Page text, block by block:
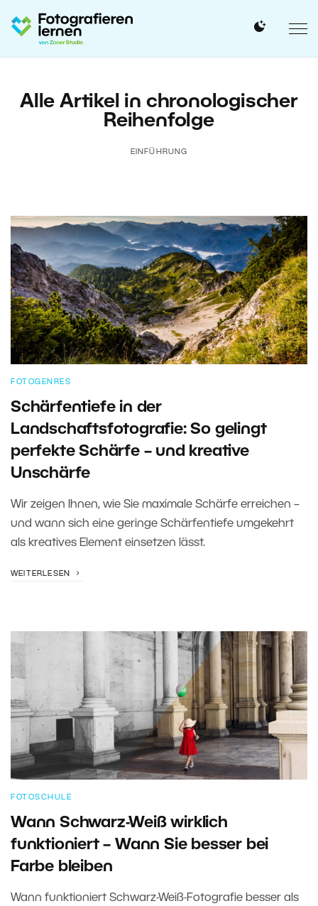
Alle Artikel in chronologischer
Reihenfolge
EINFÜHRUNG
FOTOGENRES
Schärfentiefe in der
Landschaftsfotografie: So gelingt
perfekte Schärfe – und kreative
Unschärfe
Wir zeigen Ihnen, wie Sie maximale Schärfe erreichen –
und wann sich eine geringe Schärfentiefe umgekehrt
als kreatives Element einsetzen lässt.
WEITERLESEN
FOTOSCHULE
Wann Schwarz-Weiß wirklich
funktioniert – Wann Sie besser bei
Farbe bleiben
Wann funktioniert Schwarz-Weiß-Fotografie besser als